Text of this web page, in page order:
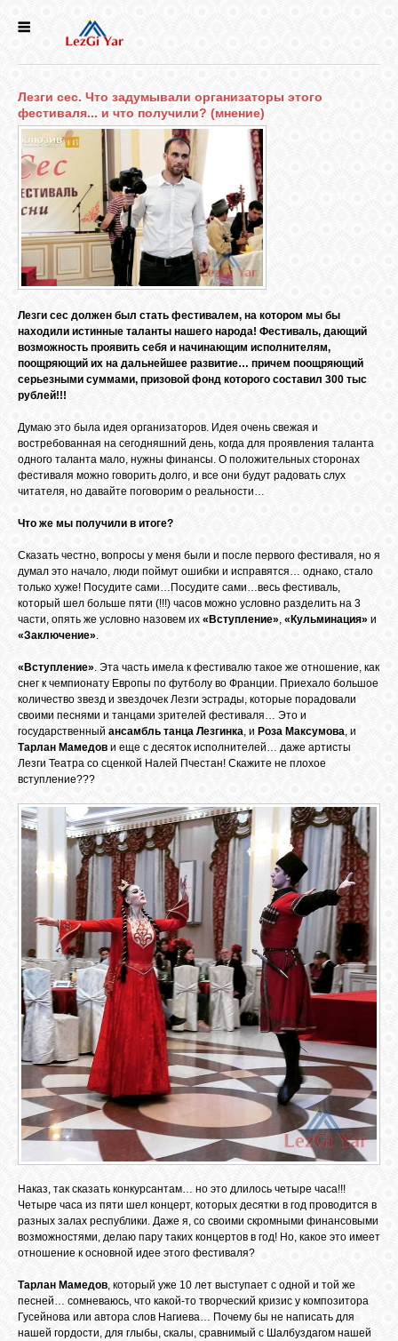
СЕЛА
ИСТОРИЯ
КУЛЬТУРА
ГОЛОС
ЛЕЗГИН
НАРОДЫ
БИБЛИОТЕКА
ФОРУМ
О САЙТЕ
ФОТО
ВИДЕО
МУЗЫКА
ОБЪЯВЛЕНИЯ
ОТВЕТЫ
КОНТАКТЫ
ВХОД
RSS
FACEBOOK
Лезги сес. Что задумывали организаторы этого
фестиваля... и что получили? (мнение)
Лезги сес должен был стать фестивалем, на котором мы бы
находили истинные таланты нашего народа! Фестиваль, дающий
возможность проявить себя и начинающим исполнителям,
поощряющий их на дальнейшее развитие… причем поощряющий
серьезными суммами, призовой фонд которого составил 300 тыс
рублей!!!
Думаю это была идея организаторов. Идея очень свежая и
востребованная на сегодняшний день, когда для проявления таланта
одного таланта мало, нужны финансы. О положительных сторонах
фестиваля можно говорить долго, и все они будут радовать слух
читателя, но давайте поговорим о реальности…
Что же мы получили в итоге?
Сказать честно, вопросы у меня были и после первого фестиваля, но я
думал это начало, люди поймут ошибки и исправятся… однако, стало
только хуже! Посудите сами…Посудите сами…весь фестиваль,
который шел больше пяти (!!!) часов можно условно разделить на 3
части, опять же условно назовем их «Вступление», «Кульминация» и
«Заключение».
«Вступление». Эта часть имела к фестивалю такое же отношение, как
снег к чемпионату Европы по футболу во Франции. Приехало большое
количество звезд и звездочек Лезги эстрады, которые порадовали
своими песнями и танцами зрителей фестиваля… Это и
государственный ансамбль танца Лезгинка, и Роза Максумова, и
Тарлан Мамедов и еще с десяток исполнителей… даже артисты
Лезги Театра со сценкой Налей Пчестан! Скажите не плохое
вступление???
Наказ, так сказать конкурсантам… но это длилось четыре часа!!!
Четыре часа из пяти шел концерт, которых десятки в год проводится в
разных залах республики. Даже я, со своими скромными финансовыми
возможностями, делаю пару таких концертов в год! Но, какое это имеет
отношение к основной идее этого фестиваля?
Тарлан Мамедов, который уже 10 лет выступает с одной и той же
песней… сомневаюсь, что какой-то творческий кризис у композитора
Гусейнова или автора слов Нагиева… Почему бы не написать для
нашей гордости, для глыбы, скалы, сравнимый с Шалбуздагом нашей